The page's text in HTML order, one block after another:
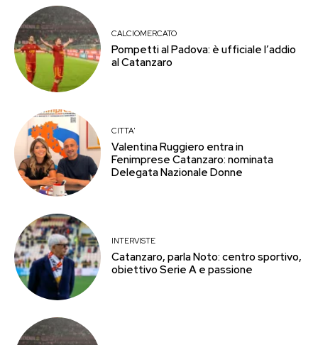
CALCIOMERCATO
Pompetti al Padova: è ufficiale l’addio
al Catanzaro
CITTA'
Valentina Ruggiero entra in
Fenimprese Catanzaro: nominata
Delegata Nazionale Donne
INTERVISTE
Catanzaro, parla Noto: centro sportivo,
obiettivo Serie A e passione